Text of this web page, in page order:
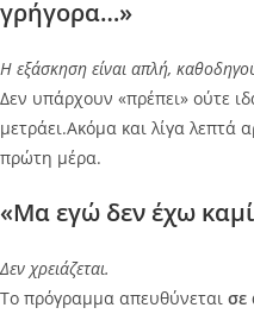
γρήγορα…»
Η εξάσκηση είναι απλή,
Δεν υπάρχουν «πρέπει» ούτε
μετράει.Ακόμα και λίγα λεπτά
πρώτη μέρα.
«Μα εγώ δεν έχω
Δεν χρειάζεται.
Το πρόγραμμα απευθύνεται σε